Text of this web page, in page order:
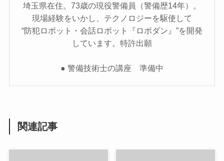
埼玉県在住。73歳の現役警備員（警備歴14年）。
現場経験をいかし、テクノロジーを駆使して
“防犯ロボット・会話ロボット『ロボダン』”を開発
しています。特許出願
● 警備技術士の講座 準備中
関連記事